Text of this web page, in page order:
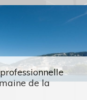
de la